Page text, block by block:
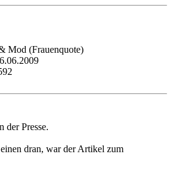
Mod (Frauenquote)
der Presse.
dran, war der Artikel zum